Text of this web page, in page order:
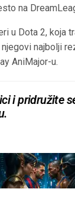
na
u Dota 2, koja
najbolji
AniMajor-u.
i pridružite